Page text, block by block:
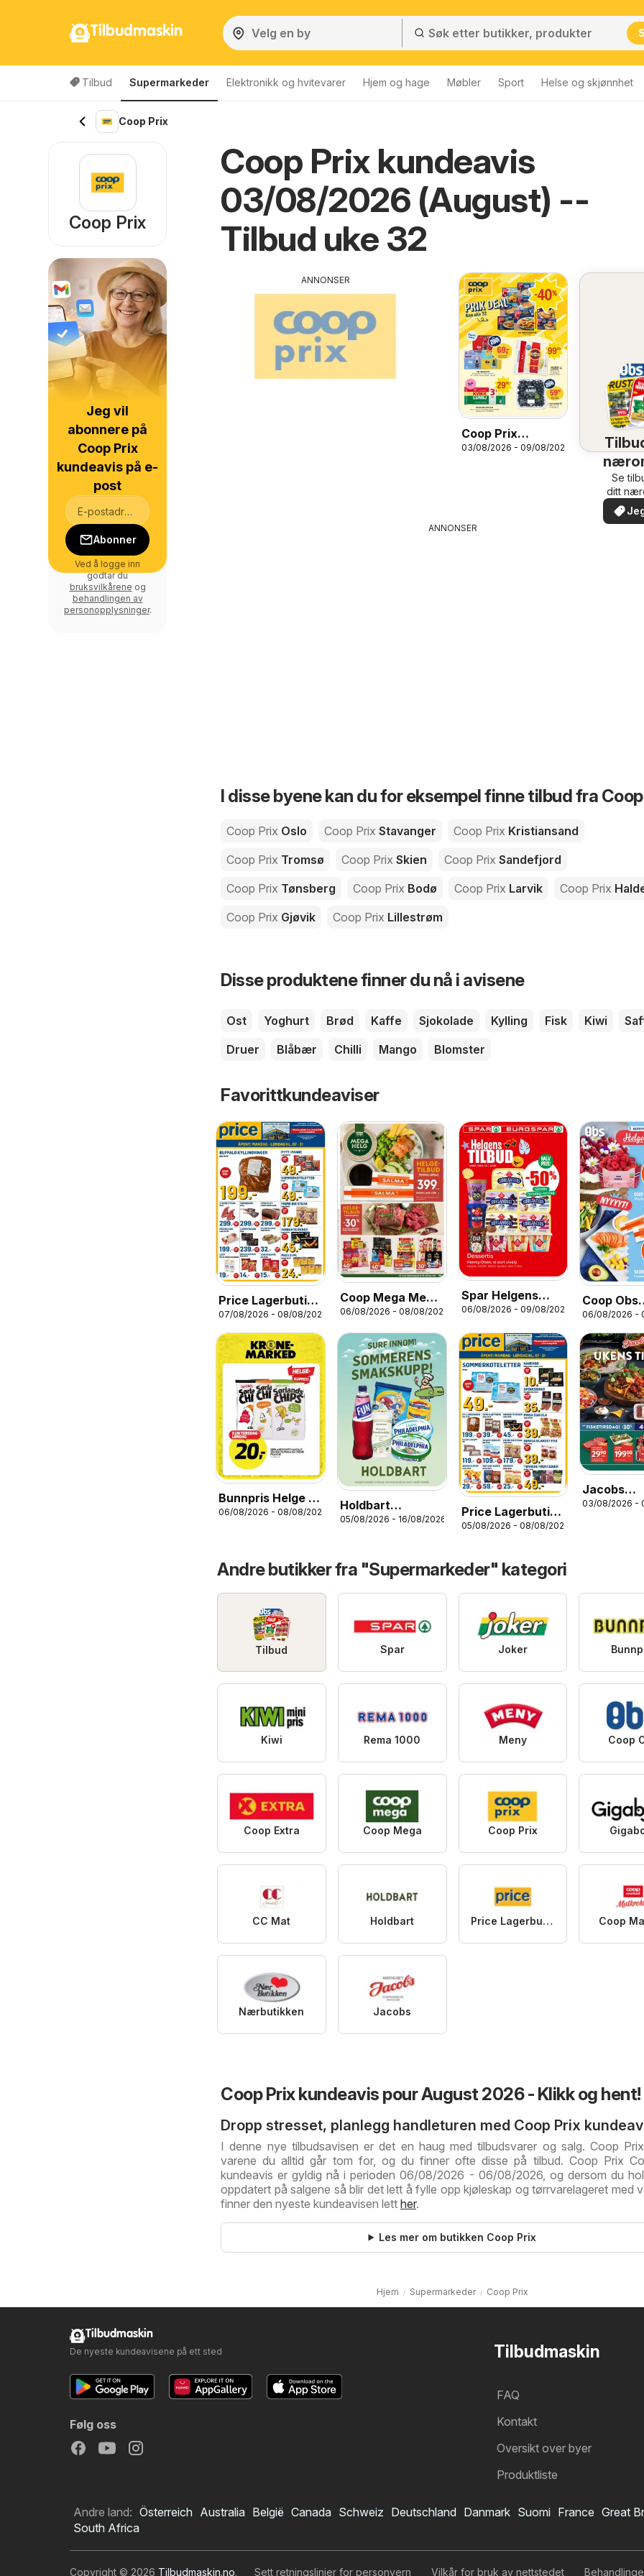
Tilbudmaskin
Tilbud Supermarkeder Elektronikk og hvitevarer Hjem og hage Møbler Sport Helse og skjønnhet
Coop Prix
Coop Prix kundeavis
03/08/2026 (August) --
Tilbud uke 32
ANNONSER
Coop Prix
kundeavis
03/08/2026 - 09/08/2026
Se
ditt
ANNONSER
I disse byene kan du for eksempel finne tilbud fra
Coop Prix Oslo Coop Prix Stavanger Coop Prix Kristiansand
Coop Prix Tromsø Coop Prix Skien Coop Prix Sandefjord
Coop Prix Tønsberg Coop Prix Bodø Coop Prix Larvik Coop Prix
Coop Prix Gjøvik Coop Prix Lillestrøm
Disse produktene finner du nå i avisene
Ost Yoghurt Brød Kaffe Sjokolade Kylling Fisk Kiwi
Druer
Blåbær Chilli Mango Blomster
Favorittkundeaviser
Price Lagerbutikk
kundeavis
07/08/2026 - 08/08/2026
Coop Mega Mega
Helg
06/08/2026 - 08/08/2026
Spar Helgens
Tilbud
06/08/2026 - 09/08/2026
Coop Obs
kundeavis
06/08/2026 -
Bunnpris Helge -
Kuppet!
06/08/2026 - 08/08/2026
Holdbart
kundeavis
05/08/2026 - 16/08/2026
Price Lagerbutikk
kundeavis
05/08/2026 - 08/08/2026
Jacobs
kundeavis
03/08/2026 -
Andre butikker fra "Supermarkeder" kategori
Tilbud Spar Joker
Kiwi Rema 1000 Meny Coop
Coop Extra Coop Mega Coop Prix
CC Mat Holdbart Price Lagerbutikk Coop
Nærbutikken Jacobs
Coop Prix kundeavis pour August 2026 - Klikk og hent!
Dropp stresset, planlegg handleturen med Coop Prix
I denne nye tilbudsavisen er det en haug med tilbudsvarer og salg. Coop
varene du alltid går tom for, og du finner ofte disse på tilbud. Coop Prix
kundeavis er gyldig nå i perioden 06/08/2026 - 06/08/2026, og dersom du
oppdatert på salgene så blir det lett å fylle opp kjøleskap og tørrvarelageret med
finner den nyeste kundeavisen lett her.
Les mer om butikken Coop Prix
Coop Prix kundeavis
Jeg vil abonnere på kundeavisen
Hjem Supermarkeder Coop Prix
Coop Prix
Jeg vil
abonnere på
Coop Prix
kundeavis på e-
post
Abonner
Ved å logge inn
godtar du
bruksvilkårene og
behandlingen av
personopplysninger.
Tilbudmaskin
FAQ
Kontakt
Oversikt over byer
Produktliste
Tilbudmaskin
De nyeste kundeavisene på ett sted
Følg oss
Andre land: Österreich Australia België Canada Schweiz Deutschland Danmark Suomi France Great
South Africa
Copyright © 2026 Tilbudmaskin.no. Sett retningslinjer for personvern Vilkår for bruk av nettstedet